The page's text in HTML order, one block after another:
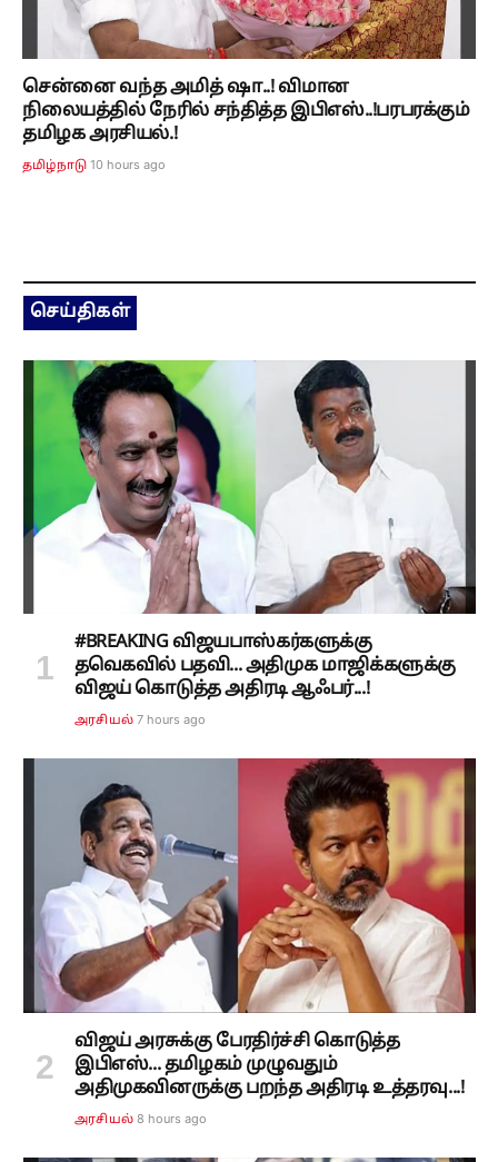
சென்னை வந்த அமித் ஷா..! விமான
நிலையத்தில் நேரில் சந்தித்த இபிஎஸ்..!பரபரக்கும்
தமிழக அரசியல்.!
தமிழ்நாடு 10 hours ago
செய்திகள்
#BREAKING விஜயபாஸ்கர்களுக்கு
தவெகவில் பதவி... அதிமுக மாஜிக்களுக்கு
விஜய் கொடுத்த அதிரடி ஆஃபர்...!
அரசியல் 7 hours ago
விஜய் அரசுக்கு பேரதிர்ச்சி கொடுத்த
இபிஎஸ்... தமிழகம் முழுவதும்
அதிமுகவினருக்கு பறந்த அதிரடி உத்தரவு...!
அரசியல் 8 hours ago